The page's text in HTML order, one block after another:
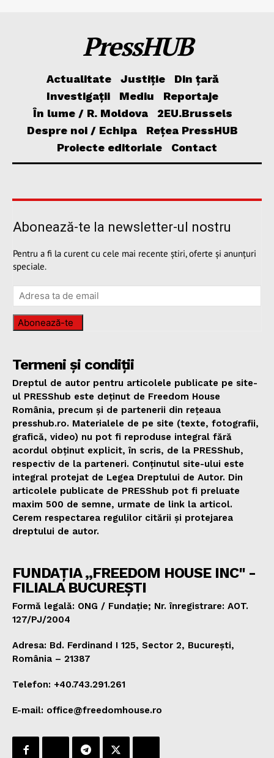
PressHUB
Actualitate Justiție
Din țară
Investigații
Mediu
Reportaje
În lume / R. Moldova
2EU.Brussels
Despre noi / Echipa
Rețea PressHUB
Proiecte editoriale
Contact
Abonează-te la newsletter-ul nostru
Pentru a fi la curent cu cele mai recente știri, oferte și anunțuri
speciale.
Abonează-te
Termeni și condiții
Dreptul de autor pentru articolele publicate pe site-
ul PRESShub este deținut de Freedom House
România, precum și de partenerii din rețeaua
presshub.ro. Materialele de pe site (texte, fotografii,
grafică, video) nu pot fi reproduse integral fără
acordul obținut explicit, în scris, de la PRESShub,
respectiv de la parteneri. Conținutul site-ului este
integral protejat de Legea Dreptului de Autor. Din
articolele publicate de PRESShub pot fi preluate
maxim 500 de semne, urmate de link la articol.
Cerem respectarea regulilor citării și protejarea
dreptului de autor.
FUNDAȚIA „FREEDOM HOUSE INC" -
FILIALA BUCUREȘTI
Formă legală: ONG / Fundație; Nr. înregistrare: AOT.
127/PJ/2004
Adresa: Bd. Ferdinand I 125, Sector 2, București,
România – 21387
Telefon: +40.743.291.261
E-mail: office@freedomhouse.ro